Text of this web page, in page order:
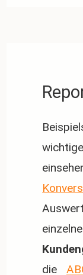
die